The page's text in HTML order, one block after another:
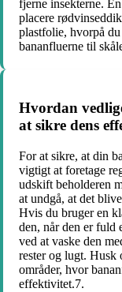
fjerne insekterne.
placere
plastfolie, hvorpå
bananfluerne til
Hvordan
at sikre dens
For at sikre, at din
vigtigt at foretage
udskift beholderen
at undgå, at det
Hvis du bruger en
den, når den er fuld
ved at vaske den
rester og lugt. Husk
områder, hvor
effektivitet.7.